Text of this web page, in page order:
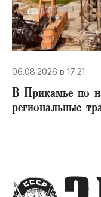
06.08.2026 в 17:21
В Прикамье по
региональные